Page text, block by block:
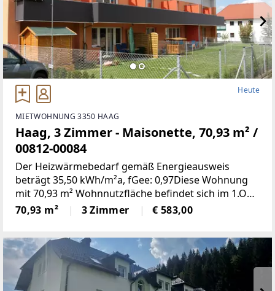
Heute
MIETWOHNUNG 3350 HAAG
Haag, 3 Zimmer - Maisonette, 70,93 m² /
00812-00084
Der Heizwärmebedarf gemäß Energieausweis
beträgt 35,50 kWh/m²a, fGee: 0,97Diese Wohnung
mit 70,93 m² Wohnnutzfläche befindet sich im 1.OG
+ DG und weist folgende Räumlichkeiten
auf:Wohnzimmer, zwei Schlafzimmer, Küche, Bad,
70,93 m² 3 Zimmer € 583,00